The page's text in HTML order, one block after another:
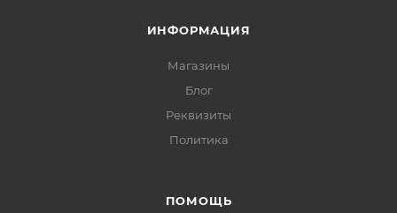
ИНФОРМАЦИЯ
Магазины
Блог
Реквизиты
Политика
ПОМОЩЬ